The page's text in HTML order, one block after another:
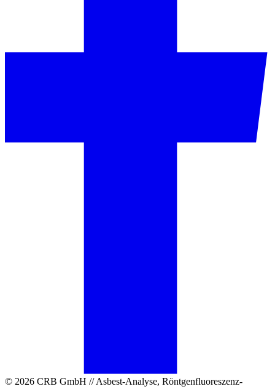
© 2026 CRB GmbH // Asbest-Analyse, Röntgenfluoreszenz-